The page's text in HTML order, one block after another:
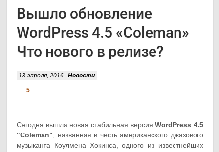
Вышло обновление
WordPress 4.5 «Coleman»
Что нового в релизе?
13 апреля, 2016 |Новости
5
Сегодня вышла новая стабильная версияWordPress 4.5
"Coleman" , названная в честь американского джазового
музыканта Коулмена Хокинса, одного из известнейших